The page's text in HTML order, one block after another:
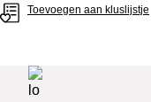
Toevoegen aan kluslijstje